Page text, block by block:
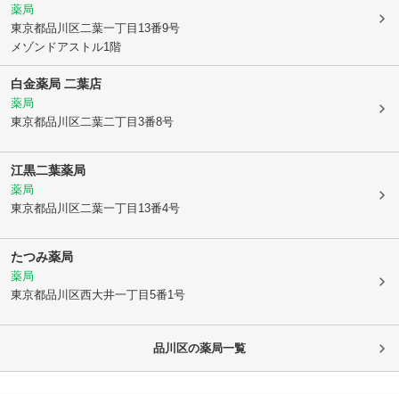
薬局
東京都品川区二葉一丁目13番9号
メゾンドアストル1階
白金薬局 二葉店
薬局
東京都品川区二葉二丁目3番8号
江黒二葉薬局
薬局
東京都品川区二葉一丁目13番4号
たつみ薬局
薬局
東京都品川区西大井一丁目5番1号
品川区の薬局一覧